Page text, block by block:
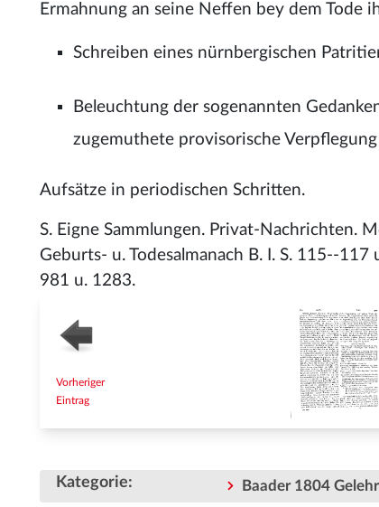
Ermahnung an seine Neffen bey dem Tode
Schreiben eines nürnbergischen
Beleuchtung der sogenannten
zugemuthete provisorische
Aufsätze in periodischen Schritten.
S. Eigne Sammlungen. Privat-Nachrichten.
Geburts- u. Todesalmanach B. I. S. 115--117
981 u. 1283.
Vorheriger
Eintrag
Kategorie: Baader 1804